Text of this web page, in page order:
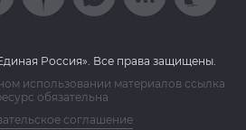
Россия». Все права защищены.
использовании материалов ссылка
обязательна
соглашение